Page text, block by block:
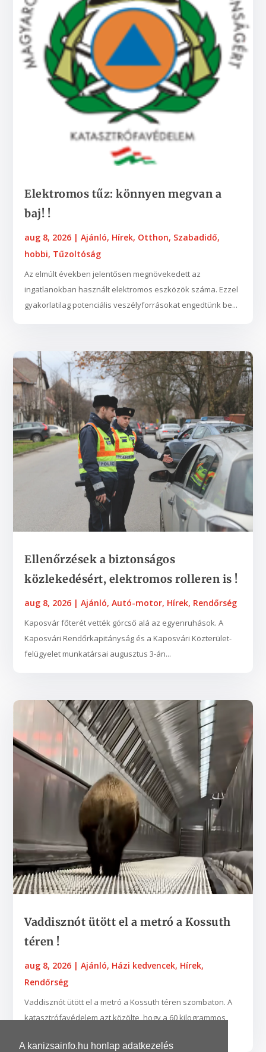
A kanizsainfo.hu honlap adatkezelés
Elektromos tűz: könnyen megvan a
baj! !
aug 8, 2026 |Ajánló, Hírek, Otthon, Szabadidő,
hobbi, Tűzoltóság
Az elmúlt években jelentősen megnövekedett az
ingatlanokban használt elektromos eszközök száma. Ezzel
gyakorlatilag potenciális veszélyforrásokat engedtünk be...
Ellenőrzések a biztonságos
közlekedésért, elektromos rolleren is !
aug 8, 2026 |Ajánló,Autó-motor, Hírek, Rendőrség
Kaposvár főterét vették górcső alá az egyenruhások. A
Kaposvári Rendőrkapitányság és a Kaposvári Közterület-
felügyelet munkatársai augusztus 3-án...
Vaddisznót ütött el a metró a Kossuth
téren !
aug 8, 2026 |Ajánló, Házi kedvencek, Hírek,
Rendőrség
Vaddisznót ütött el a metró a Kossuth téren szombaton. A
katasztrófavédelem azt közölte, hogy a 60 kilogrammos